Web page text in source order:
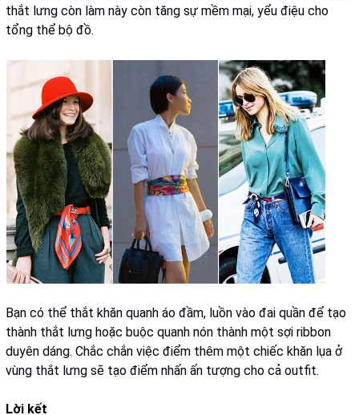
thắt lưng còn làm này còn tăng sự mềm mại, yểu điệu cho
tổng thể bộ đồ.
Bạn có thể thắt khăn quanh áo đầm, luồn vào đai quần để tạo
thành thắt lưng hoặc buộc quanh nón thành một sợi ribbon
duyên dáng. Chắc chắn việc điểm thêm một chiếc khăn lụa ở
vùng thắt lưng sẽ tạo điểm nhấn ấn tượng cho cả outfit.
Lời kết